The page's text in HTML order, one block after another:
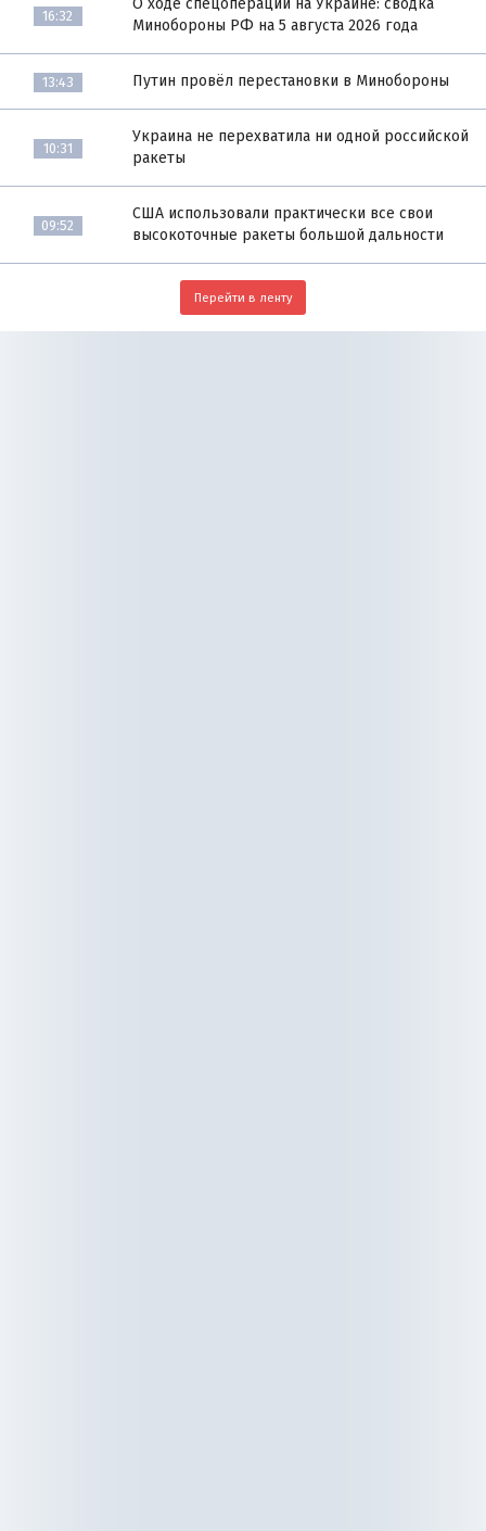
16:32
О ходе спецоперации на Украине: сводка
Минобороны РФ на 5 августа 2026 года
13:43 Путин провёл перестановки в Минобороны
10:31
Украина не перехватила ни одной российской
ракеты
09:52
США использовали практически все свои
высокоточные ракеты большой дальности
Перейти в ленту